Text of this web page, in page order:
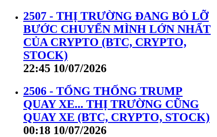
2507 - THỊ TRƯỜNG ĐANG BỎ LỠ
BƯỚC CHUYỂN MÌNH LỚN NHẤT
CỦA CRYPTO (BTC, CRYPTO,
STOCK)
22:45 10/07/2026
2506 - TỔNG THỐNG TRUMP
QUAY XE... THỊ TRƯỜNG CŨNG
QUAY XE (BTC, CRYPTO, STOCK)
00:18 10/07/2026